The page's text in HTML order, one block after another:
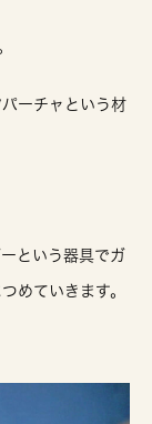
ーチャという材
という器具でガ
めていきます。